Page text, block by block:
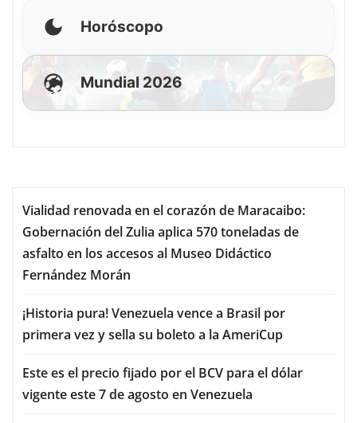
Horóscopo
Mundial 2026
Vialidad renovada en el corazón de Maracaibo:
Gobernación del Zulia aplica 570 toneladas de
asfalto en los accesos al Museo Didáctico
Fernández Morán
¡Historia pura! Venezuela vence a Brasil por
primera vez y sella su boleto a la AmeriCup
Este es el precio fijado por el BCV para el dólar
vigente este 7 de agosto en Venezuela